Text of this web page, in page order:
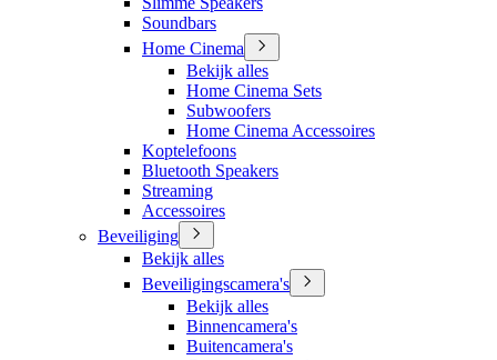
Soundbars
Home Cinema
Bekijk alles
Home Cinema Sets
Subwoofers
Home Cinema Accessoires
Koptelefoons
Bluetooth Speakers
Streaming
Accessoires
Beveiliging
Bekijk alles
Beveiligingscamera's
Bekijk alles
Binnencamera's
Buitencamera's